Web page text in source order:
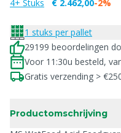
4+ Stuks
€ 2.462,00-2%
1 stuks per pallet
29199 beoordelingen
Voor 11:30u besteld,
Gratis verzending >
Productomschrijving